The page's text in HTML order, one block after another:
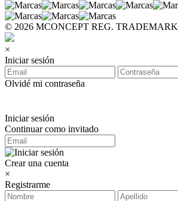
© 2026 MCONCEPT REG. TRADEMARK
×
Iniciar sesión
Olvidé mi contraseña
Iniciar sesión
Continuar como invitado
Crear una cuenta
×
Registrarme